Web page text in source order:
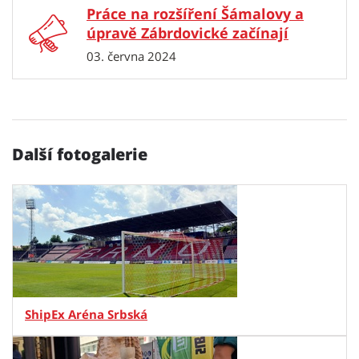
Práce na rozšíření Šámalovy a
úpravě Zábrdovické začínají
03. června 2024
Další fotogalerie
ShipEx Aréna Srbská